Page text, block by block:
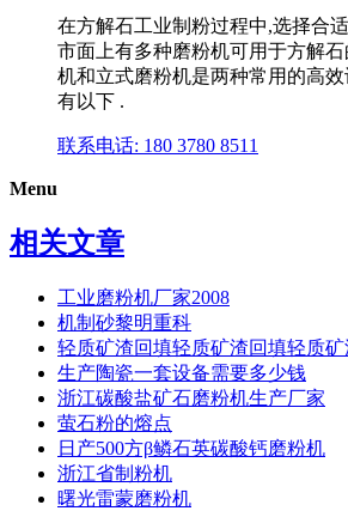
在方解石工业制粉过程中,选择合
市面上有多种磨粉机可用于方解
机和立式磨粉机是两种常用的高
有以下 .
联系电话: 180 3780 8511
Menu
相关文章
工业磨粉机厂家2008
机制砂黎明重科
轻质矿渣回填轻质矿渣回填轻质
生产陶瓷一套设备需要多少钱
浙江碳酸盐矿石磨粉机生产厂家
萤石粉的熔点
日产500方β鳞石英碳酸钙磨粉机
浙江省制粉机
曙光雷蒙磨粉机